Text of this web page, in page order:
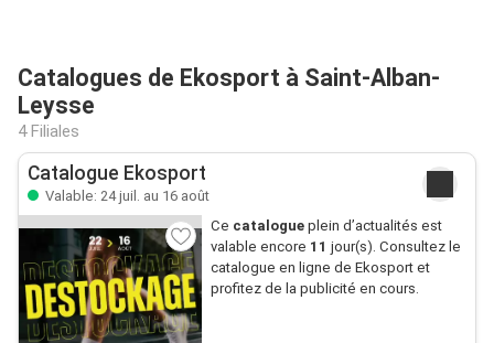
Catalogues de Ekosport à Saint-Alban-
Leysse
4 Filiales
Catalogue Ekosport
Valable: 24 juil. au 16 août
Ce catalogueplein d’actualités est
valable encore 11 jour(s). Consultez le
catalogue en ligne de Ekosport et
profitez de la publicité en cours.